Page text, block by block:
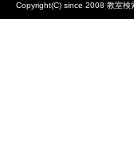
Copyright(C) since 2008 教室検